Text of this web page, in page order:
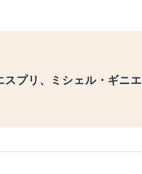
スプリ、ミシェル・ギニエ